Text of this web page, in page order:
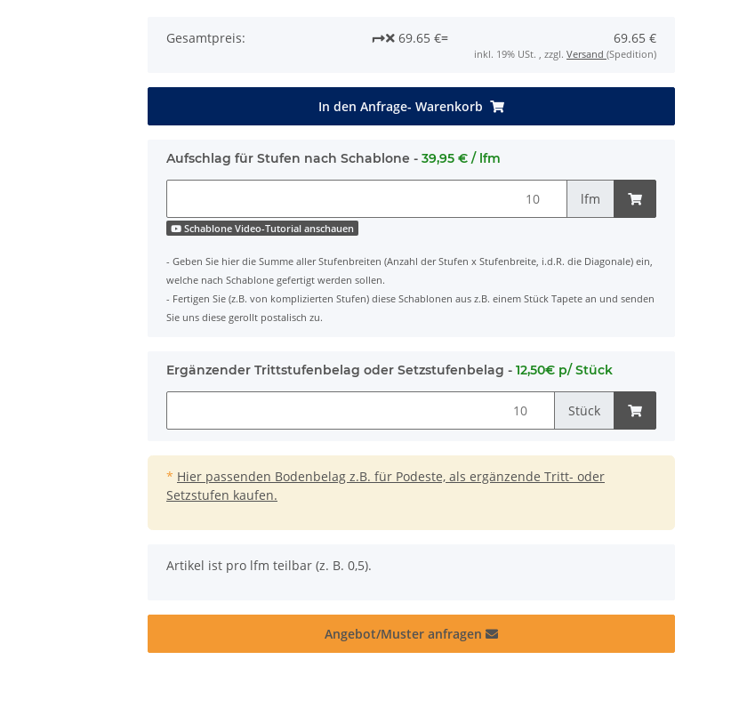
Gesamtpreis: 69.65 €= 69.65 €
inkl. 19% USt. , zzgl. Versand (Spedition)
In den Anfrage- Warenkorb
Aufschlag für Stufen nach Schablone - 39,95 € / lfm
lfm
Schablone Video-Tutorial anschauen
- Geben Sie hier die Summe aller Stufenbreiten (Anzahl der Stufen x Stufenbreite, i.d.R. die Diagonale) ein,
welche nach Schablone gefertigt werden sollen.
- Fertigen Sie (z.B. von komplizierten Stufen) diese Schablonen aus z.B. einem Stück Tapete an und senden
Sie uns diese gerollt postalisch zu.
Ergänzender Trittstufenbelag oder Setzstufenbelag - 12,50€ p/ Stück
Stück
* Hier passenden Bodenbelag z.B. für Podeste, als ergänzende Tritt- oder
Setzstufen kaufen.
x
Artikel ist pro lfm teilbar (z. B. 0,5).
Angebot/Muster anfragen